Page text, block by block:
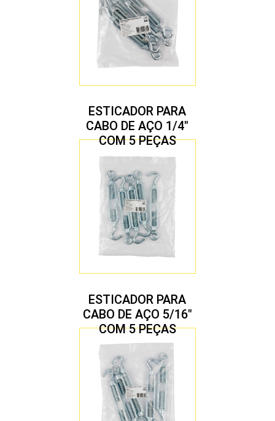
ESTICADOR PARA
CABO DE AÇO 1/4″
COM 5 PEÇAS
ESTICADOR PARA
CABO DE AÇO 5/16″
COM 5 PEÇAS